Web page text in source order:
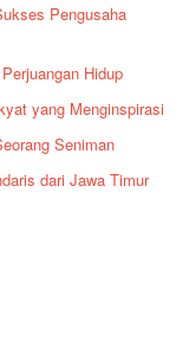
Pengusaha
Hidup
yang Menginspirasi
Seniman
dari Jawa Timur